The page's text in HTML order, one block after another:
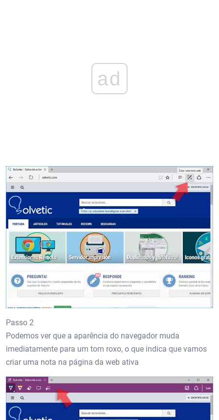
ad
Passo 2
Podemos ver que a aparência do navegador muda
imediatamente para um tom roxo, o que indica que vamos
criar uma nota na página da web ativa